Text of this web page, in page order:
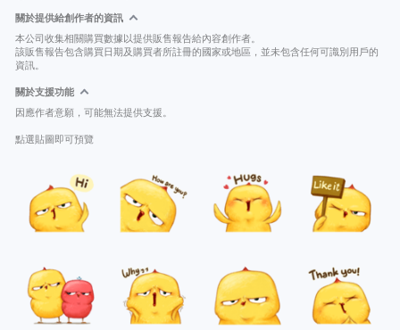
關於提供給創作者的資訊
本公司收集相關購買數據以提供販售報告給內容創作者。
該販售報告包含購買日期及購買者所註冊的國家或地區，並未包含任何可識別用戶的
資訊。
關於支援功能
因應作者意願，可能無法提供支援。
點選貼圖即可預覽